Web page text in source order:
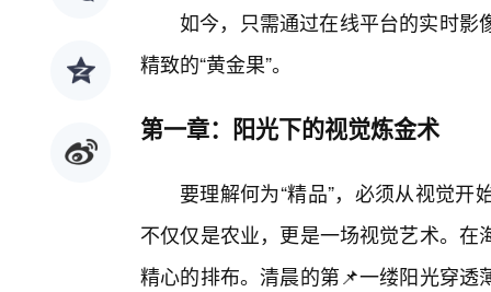
如今，只需通过在线平台的实时影
精致的“黄金果”。
第一章：阳光下的视觉炼金术
要理解何为“精品”，必须从视觉
不仅仅是农业，更是一场视觉艺术。
精心的排布。清晨的第📌一缕阳光穿